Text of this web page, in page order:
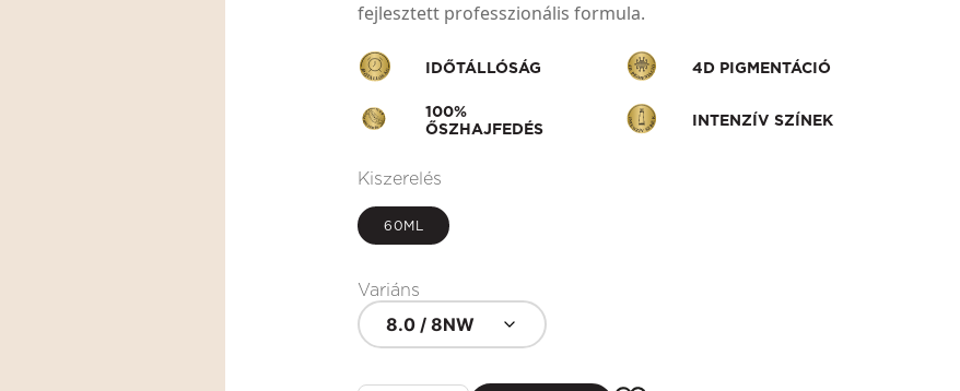
fejlesztett professzionális formula.
IDŐTÁLLÓSÁG 4D PIGMENTÁCIÓ
100%
ŐSZHAJFEDÉS
INTENZÍV SZÍNEK
Kiszerelés
60ML
Variáns
8.0 / 8NW